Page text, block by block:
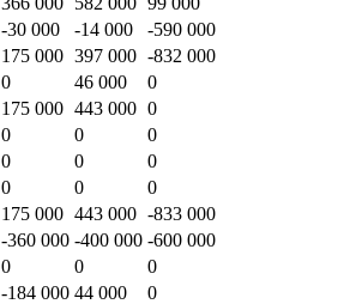
-30 000 -14 000
-590 000
175 000 397 000 -832 000
0 46 000
0
175 000 443 000 0
0 0
0
0 0
0
0 0
0
175 000 443 000 -833 000
-360 000 -400 000 -600 000
0 0
0
-184 000 44 000
0